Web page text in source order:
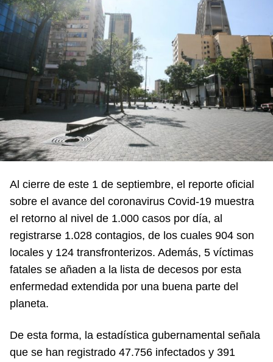
Al cierre de este 1 de septiembre, el reporte oficial
sobre el avance del coronavirus Covid-19 muestra
el retorno al nivel de 1.000 casos por día, al
registrarse 1.028 contagios, de los cuales 904 son
locales y 124 transfronterizos. Además, 5 víctimas
fatales se añaden a la lista de decesos por esta
enfermedad extendida por una buena parte del
planeta.
De esta forma, la estadística gubernamental señala
que se han registrado 47.756 infectados y 391